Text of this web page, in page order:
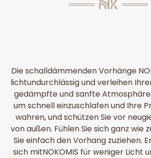
Die schalldämmenden Vorhänge
lichtundurchlässig und verleihen
gedämpfte und sanfte Atmosphäre.
um schnell einzuschlafen und Ihre
wahren, und schützen Sie vor
von außen. Fühlen Sie sich ganz wie
Sie einfach den Vorhang zuziehen.
sich mitNOKOMIS für weniger Licht